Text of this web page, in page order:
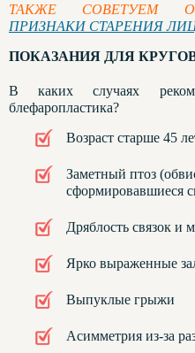
ТАКЖЕ СОВЕТУЕМ
ПРИЗНАКИ СТАРЕНИЯ
ПОКАЗАНИЯ ДЛЯ
В каких случаях
блефаропластика?
Возраст старше 45
Заметный птоз
сформировавшиеся
Дряблость связок и
Ярко выраженные
Выпуклые грыжи
Асимметрия из-за